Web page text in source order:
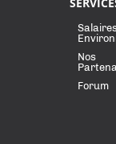
Nos
Forum